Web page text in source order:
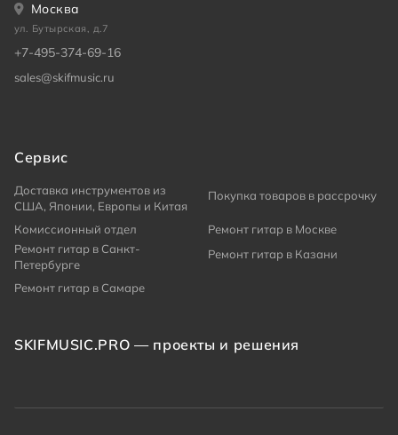
Москва
ул. Бутырская, д.7
+7-495-374-69-16
sales@skifmusic.ru
Сервис
Доставка инструментов из
США, Японии, Европы и Китая
Покупка товаров в рассрочку
Комиссионный отдел
Ремонт гитар в Москве
Ремонт гитар в Санкт-
Петербурге
Ремонт гитар в Казани
Ремонт гитар в Самаре
SKIFMUSIC.PRO — проекты и решения